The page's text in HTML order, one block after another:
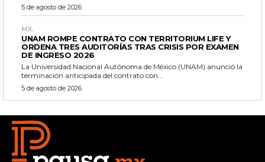
5 de agosto de 2026
MX.
UNAM ROMPE CONTRATO CON TERRITORIUM LIFE Y
ORDENA TRES AUDITORÍAS TRAS CRISIS POR EXAMEN
DE INGRESO 2026
La Universidad Nacional Autónoma de México (UNAM) anunció la
terminación anticipada del contrato con...
5 de agosto de 2026